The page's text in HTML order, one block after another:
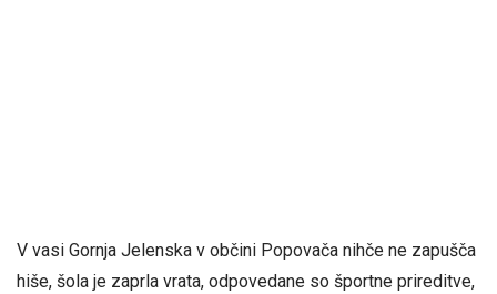
V vasi Gornja Jelenska v občini Popovača nihče ne zapušča
hiše, šola je zaprla vrata, odpovedane so športne prireditve,